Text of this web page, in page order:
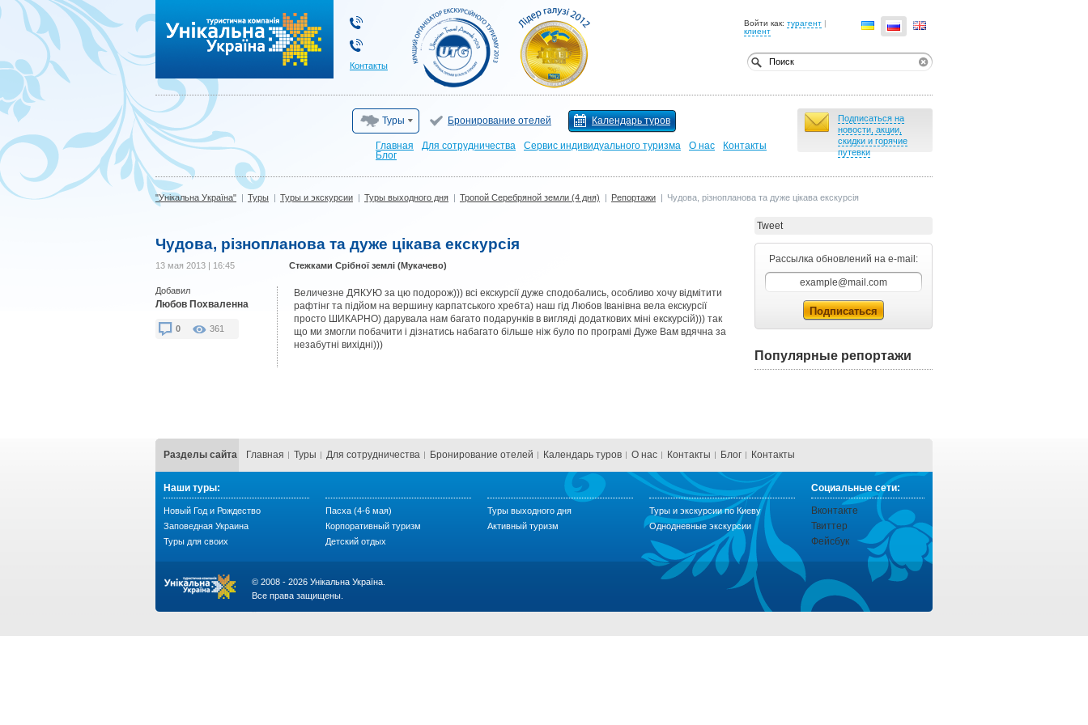
Войти как: турагент |
клиент
Контакты
Подписаться на
новости, акции,
скидки и горячие
путевки
Туры Бронирование отелей Календарь туров
Главная Для сотрудничества Сервис индивидуального туризма О нас
Контакты
Блог
"Унікальна Україна" | Туры | Туры и экскурсии | Туры выходного дня | Тропой Серебряной земли (4 дня) | Репортажи | Чудова, різнопланова та дуже цікава екскурсія
Чудова, різнопланова та дуже цікава екскурсія
13 мая 2013 | 16:45 Стежками Срібної землі (Мукачево)
Добавил
Любов Похваленна
0 361
Величезне ДЯКУЮ за цю подорож))) всі екскурсії дуже сподобались, особливо хочу відмітити
рафтінг та підйом на вершину карпатського хребта) наш гід Любов Іванівна вела екскурсії
просто ШИКАРНО) дарувала нам багато подарунків в вигляді додаткових міні екскурсій))) так
що ми змогли побачити і дізнатись набагато більше ніж було по програмі Дуже Вам вдячна за
незабутні вихідні)))
Tweet
Рассылка обновлений на e-mail:
Популярные репортажи
Разделы сайта Главная Туры Для сотрудничества Бронирование отелей Календарь туров О нас Контакты Блог Контакты
Наши туры:
Новый Год и Рождество
Заповедная Украина
Туры для своих
Пасха (4-6 мая)
Корпоративный туризм
Детский отдых
Туры выходного дня
Активный туризм
Туры и экскурсии по Киеву
Однодневные экскурсии
Социальные сети:
Вконтакте
Твиттер
Фейсбук
© 2008 - 2026 Унікальна Україна.
Все права защищены.